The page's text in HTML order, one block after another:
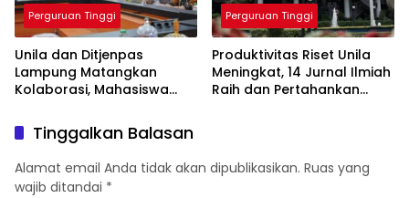
Perguruan Tinggi
Unila dan Ditjenpas
Lampung Matangkan
Kolaborasi, Mahasiswa
Lapas
Perguruan Tinggi
Produktivitas Riset Unila
Meningkat, 14 Jurnal Ilmiah
Raih dan Pertahankan
Tinggalkan Balasan
Alamat email Anda tidak akan dipublikasikan. Ruas yang
wajib ditandai *